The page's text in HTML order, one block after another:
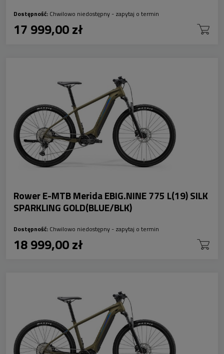
Dostępność: Chwilowo niedostępny - zapytaj o termin
17 999,00 zł
Rower E-MTB Merida EBIG.NINE 775 L(19) SILK
SPARKLING GOLD(BLUE/BLK)
Dostępność: Chwilowo niedostępny - zapytaj o termin
18 999,00 zł